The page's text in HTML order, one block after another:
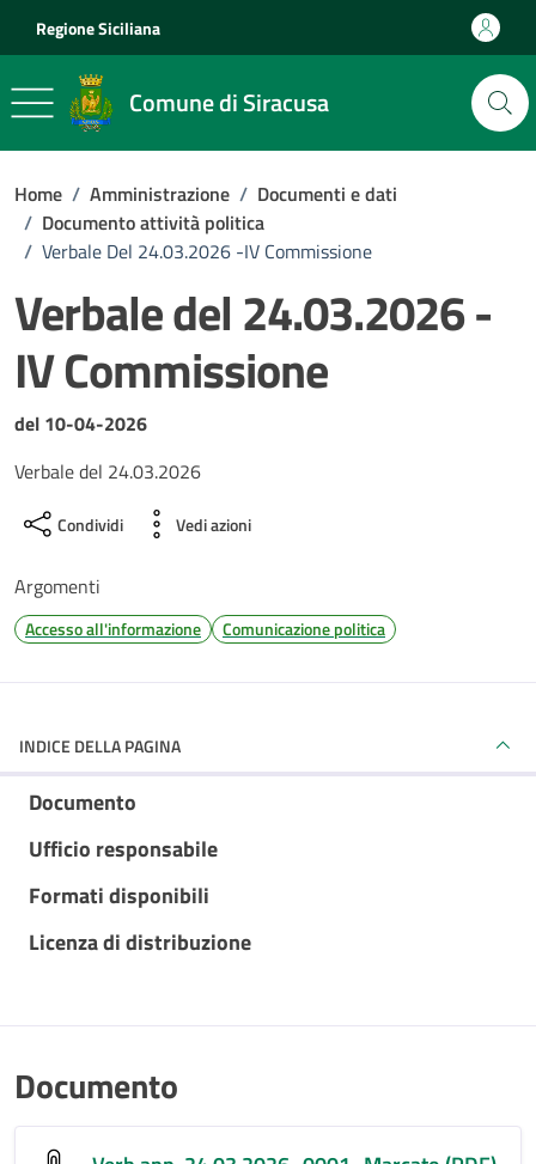
Regione Siciliana
Comune di Siracusa
Home / Amministrazione / Documenti e dati
/ Documento attività politica
/ Verbale Del 24.03.2026 -IV Commissione
Verbale del 24.03.2026 -
IV Commissione
Dettagli del documento
del 10-04-2026
Verbale del 24.03.2026
Condividi Vedi azioni
Argomenti
Accesso all'informazione Comunicazione politica
INDICE DELLA PAGINA
Documento
Ufficio responsabile
Formati disponibili
Licenza di distribuzione
Documento